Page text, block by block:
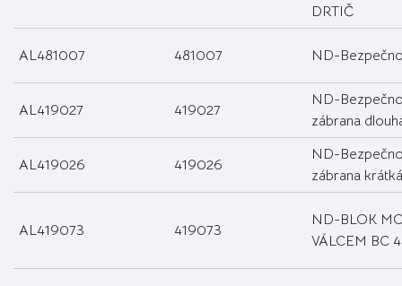
DRTIČ
AL481007 481007 ND-
AL419027 419027
ND-
zábrana
AL419026 419026
ND-
zábrana krátká
AL419073 419073
ND-BLOK
VÁLCEM BC